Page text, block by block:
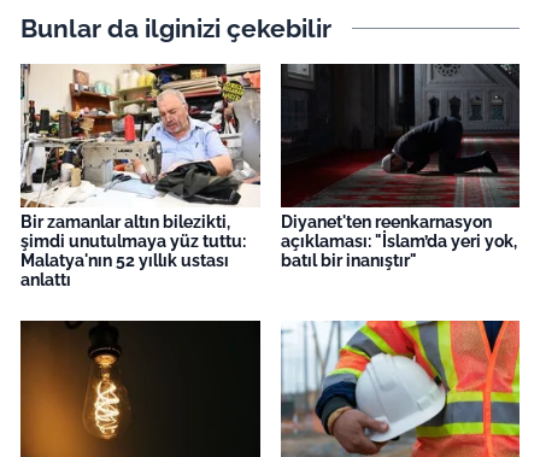
Bunlar da ilginizi çekebilir
Bir zamanlar altın bilezikti,
şimdi unutulmaya yüz tuttu:
Malatya'nın 52 yıllık ustası
anlattı
Diyanet'ten reenkarnasyon
açıklaması: "İslam’da yeri yok,
batıl bir inanıştır"